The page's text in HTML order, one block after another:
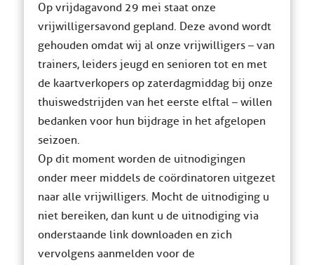
Op vrijdagavond 29 mei staat onze
vrijwilligersavond gepland. Deze avond wordt
gehouden omdat wij al onze vrijwilligers – van
trainers, leiders jeugd en senioren tot en met
de kaartverkopers op zaterdagmiddag bij onze
thuiswedstrijden van het eerste elftal – willen
bedanken voor hun bijdrage in het afgelopen
seizoen.
Op dit moment worden de uitnodigingen
onder meer middels de coördinatoren uitgezet
naar alle vrijwilligers. Mocht de uitnodiging u
niet bereiken, dan kunt u de uitnodiging via
onderstaande link downloaden en zich
vervolgens aanmelden voor de